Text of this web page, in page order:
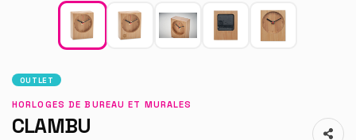
OUTLET
HORLOGES DE BUREAU ET MURALES
CLAMBU